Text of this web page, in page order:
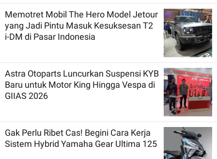
Memotret Mobil The Hero Model Jetour
yang Jadi Pintu Masuk Kesuksesan T2
i-DM di Pasar Indonesia
Astra Otoparts Luncurkan Suspensi KYB
Baru untuk Motor King Hingga Vespa di
GIIAS 2026
Gak Perlu Ribet Cas! Begini Cara Kerja
Sistem Hybrid Yamaha Gear Ultima 125